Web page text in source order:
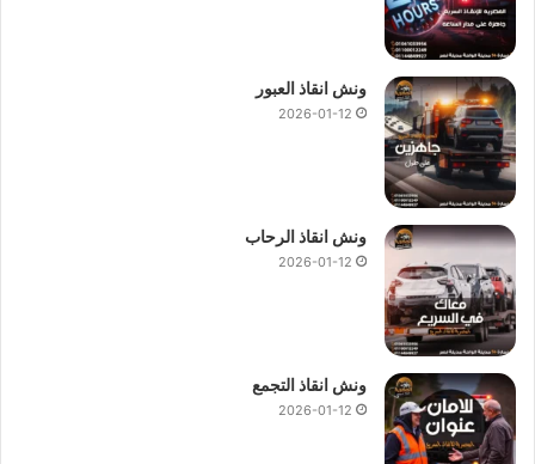
ونش انقاذ العبور
2026-01-12
ونش انقاذ الرحاب
2026-01-12
ونش انقاذ التجمع
2026-01-12